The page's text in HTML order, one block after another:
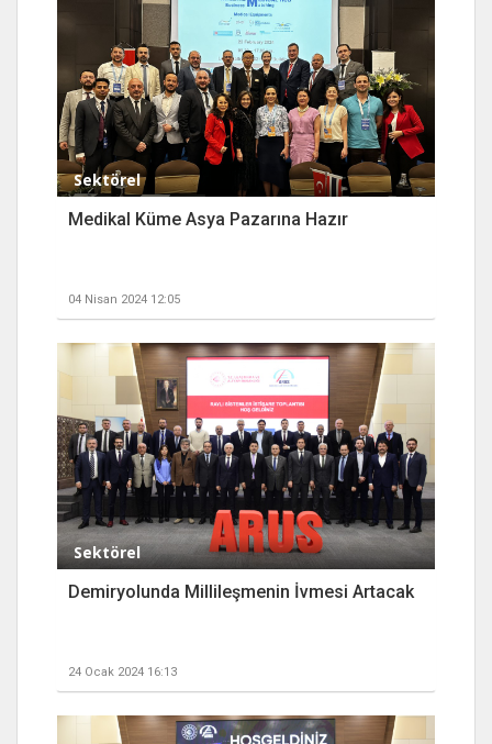
Sektörel
Medikal Küme Asya Pazarına Hazır
04 Nisan 2024 12:05
Sektörel
Demiryolunda Millileşmenin İvmesi Artacak
24 Ocak 2024 16:13